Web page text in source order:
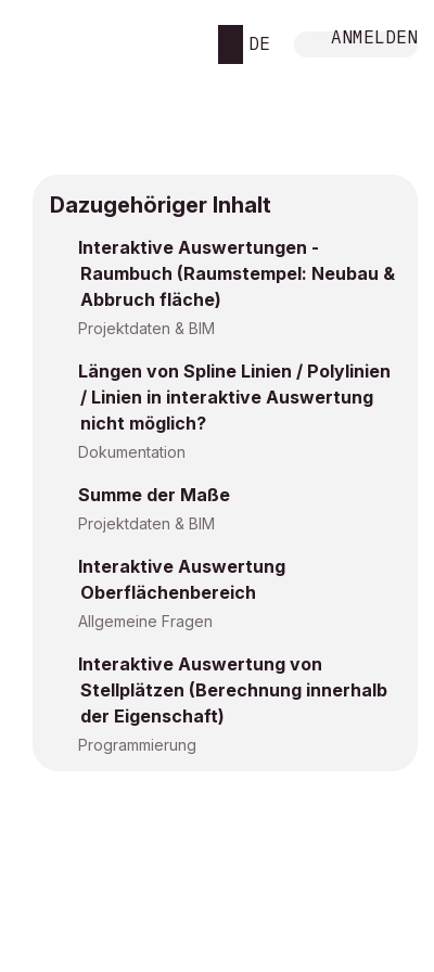
DE ANMELDEN
Dazugehöriger Inhalt
Interaktive Auswertungen -
Raumbuch (Raumstempel: Neubau &
Abbruch fläche)
Projektdaten & BIM
Längen von Spline Linien / Polylinien
/ Linien in interaktive Auswertung
nicht möglich?
Dokumentation
Summe der Maße
Projektdaten & BIM
Interaktive Auswertung
Oberflächenbereich
Allgemeine Fragen
Interaktive Auswertung von
Stellplätzen (Berechnung innerhalb
der Eigenschaft)
Programmierung